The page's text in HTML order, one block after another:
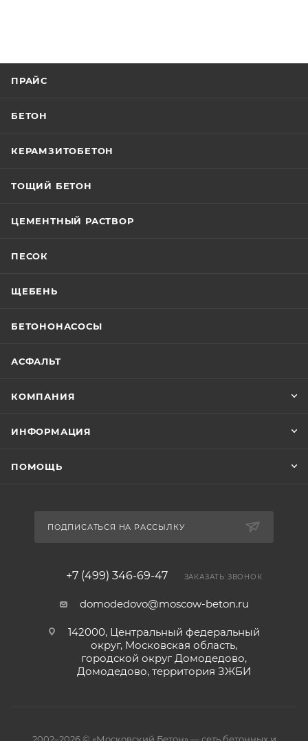
ПРАЙС
БЕТОН
КЕРАМЗИТОБЕТОН
ТОЩИЙ БЕТОН
ЦЕМЕНТНЫЙ РАСТВОР
ПЕСОК
ЩЕБЕНЬ
БЕТОНОНАСОСЫ
АСФАЛЬТ
КОМПАНИЯ
ИНФОРМАЦИЯ
ПОМОЩЬ
ПОДПИСАТЬСЯ НА РАССЫЛКУ
+7 (499) 346-69-47 ЗАКАЗАТЬ ЗВОНОК
domodedovo@moscow-beton.ru
142000, Центральный федеральный
округ, Московская область,
городской округ Домодедово,
Домодедово, территория ЗЖБИ